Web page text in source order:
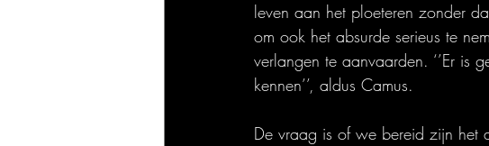
leven aan het ploeteren zonder
om ook het absurde serieus te
verlangen te aanvaarden. ‘’Er is
kennen’’, aldus Camus.
De vraag is of we bereid zijn het